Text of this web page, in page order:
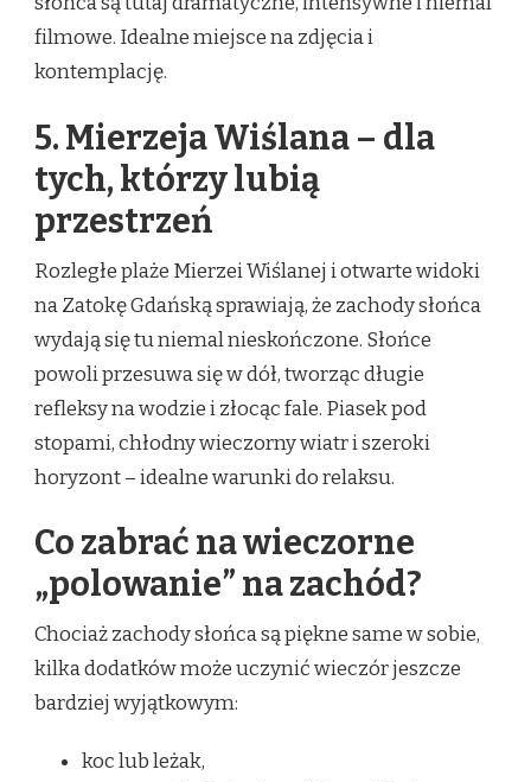
filmowe. Idealne miejsce na zdjęcia i
kontemplację.
5. Mierzeja Wiślana – dla
tych, którzy lubią
przestrzeń
Rozległe plaże Mierzei Wiślanej i otwarte widoki
na Zatokę Gdańską sprawiają, że zachody słońca
wydają się tu niemal nieskończone. Słońce
powoli przesuwa się w dół, tworząc długie
refleksy na wodzie i złocąc fale. Piasek pod
stopami, chłodny wieczorny wiatr i szeroki
horyzont – idealne warunki do relaksu.
Co zabrać na wieczorne
„polowanie” na zachód?
Chociaż zachody słońca są piękne same w sobie,
kilka dodatków może uczynić wieczór jeszcze
bardziej wyjątkowym:
koc lub leżak,